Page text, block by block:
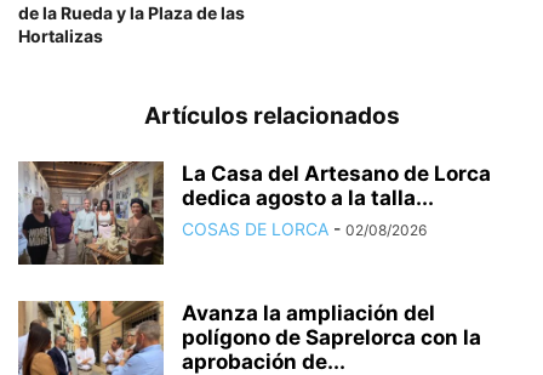
de la Rueda y la Plaza de las
Hortalizas
Artículos relacionados
La Casa del Artesano de Lorca
dedica agosto a la talla...
COSAS DE LORCA - 02/08/2026
Avanza la ampliación del
polígono de Saprelorca con la
aprobación de...